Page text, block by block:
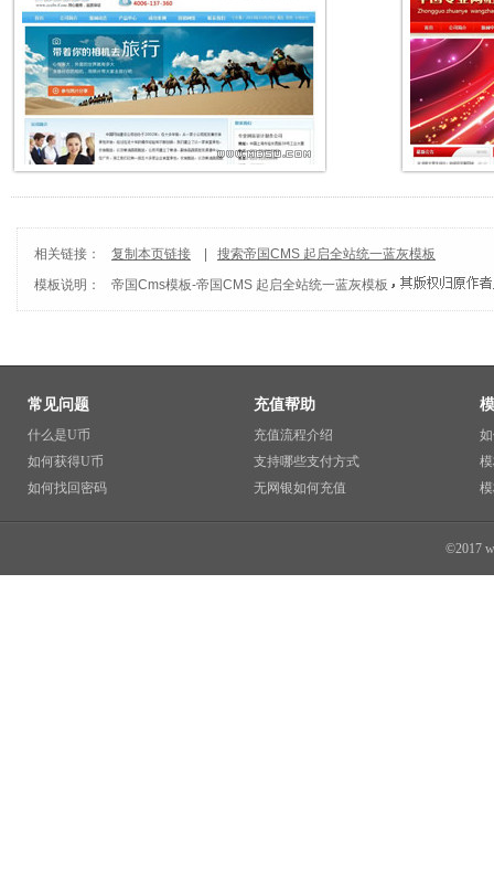
相关链接： 复制本页链接
搜索帝国CMS 起启全站统一蓝灰模板
模板说明：
帝国Cms模板-帝国CMS 起启全站统一蓝灰模板
常见问题
什么是U币
如何获得U币
如何找回密码
充值帮助
充值流程介绍
支持哪些支付方式
无网银如何充值
©2017